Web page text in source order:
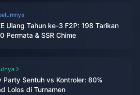
Ulang Tahun ke-3 F2P: 198 Tarikan
Permata & SSR Chime
Party Sentuh vs Kontroler: 80%
Lolos di Turnamen